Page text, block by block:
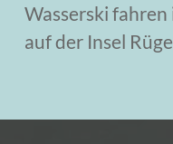
Wasserski
auf der Insel